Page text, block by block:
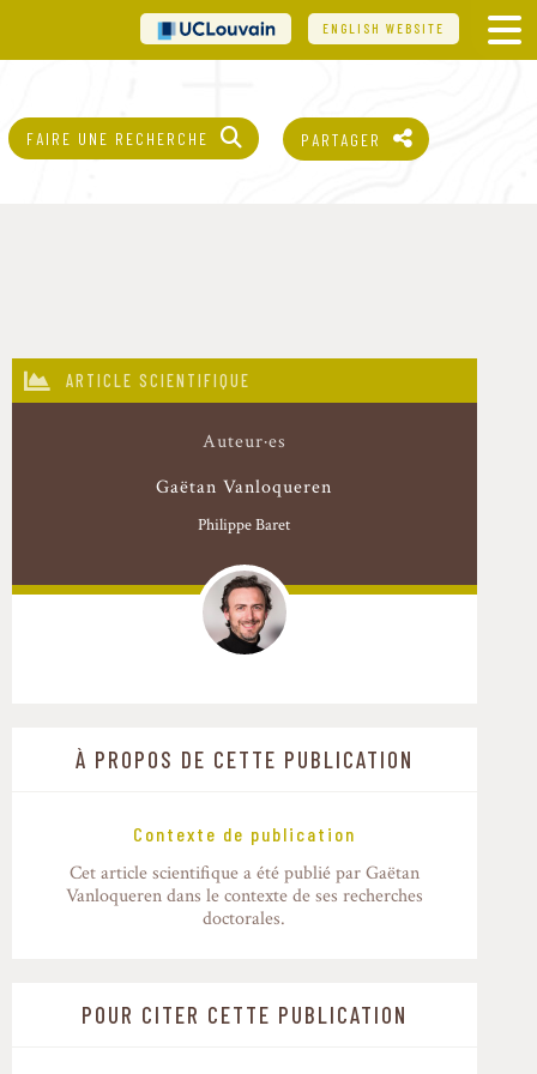
PARTAGER
FAIRE UNE RECHERCHE
UCL ENGLISH WEBSITE
ARTICLE SCIENTIFIQUE
Auteur·es
Gaëtan Vanloqueren
Philippe Baret
À PROPOS DE CETTE PUBLICATION
Contexte de publication
Cet article scientifique a été publié par Gaëtan
Vanloqueren dans le contexte de ses recherches
doctorales.
POUR CITER CETTE PUBLICATION